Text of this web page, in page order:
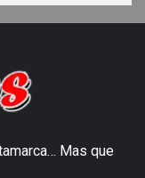
Mas que